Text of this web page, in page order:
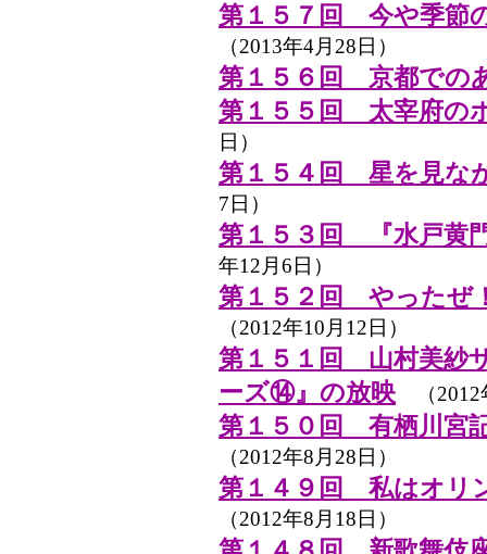
第１５７回 今や季節
（2013年4月28日）
第１５６回 京都での
第１５５回 太宰府の
日）
第１５４回 星を見な
7日）
第１５３回 『水戸黄
年12月6日）
第１５２回 やったぜ
（2012年10月12日）
第１５１回 山村美紗
ーズ⑭』の放映 （2012
第１５０回 有栖川宮
（2012年8月28日）
第１４９回 私はオリ
（2012年8月18日）